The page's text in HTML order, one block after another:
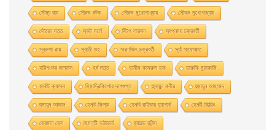
সৌম্য রায় সৌরভ ঘটক সৌরভ মুখােপাধ্যায় সৌরভ মুখোপাধ্যায়
সৌরেন দত্ত স্কট মর্লে স্টিগ লারসন স্বপ্নময় চক্রবর্তী
স্বরুপা রায় স্বাতী গুহ স্মরণজিৎ চক্রবর্তী স্যাঁ সাফোয়াত
হরিশংকর জলদাস হর্ষ দত্ত হামীম কামরুল হক হারুকি মুরাকামি
হার্বাট ক্যাসল হিমাদ্রিকিশাের দাশগুপ্ত হুমায়ুন কবীর হুমায়ূন আহমেদ
হুমায়ুন আজাদ হেনরি মিলার হেনরি রাইডার হ্যাগার্ড হেনরী ফিল্ডিং
হেরমান হেস হৈমন্তী ভট্টাচার্য হ্যারল্ড রবিন্স